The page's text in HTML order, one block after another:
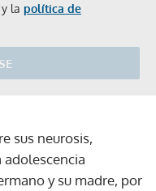
y la política de
sus neurosis,
adolescencia
y su madre, por